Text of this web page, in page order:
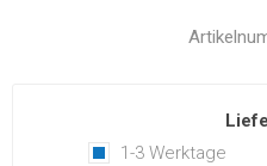
1-3 Werktage